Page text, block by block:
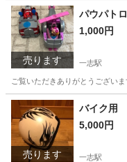
三重 津市 一志駅
売ります
パウパト
1,000円
一志駅
ご覧いただきありがとうござい
三重 津市 一志駅
売ります
バイク用
5,000円
一志駅